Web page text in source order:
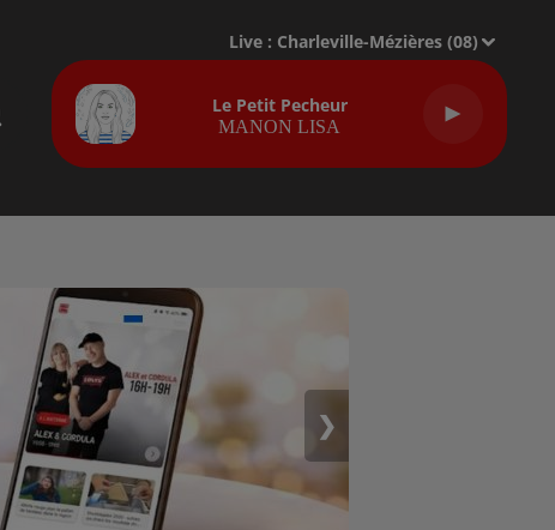
Live : Charleville-Mézières (08)
Le Petit Pecheur
MANON LISA
❯